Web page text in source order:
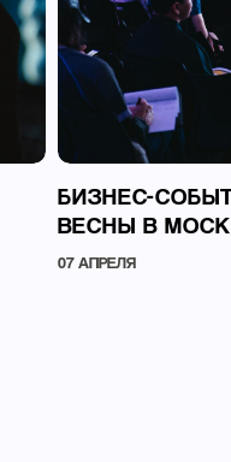
БИЗНЕС-
ВЕСНЫ В
07 АПРЕЛЯ